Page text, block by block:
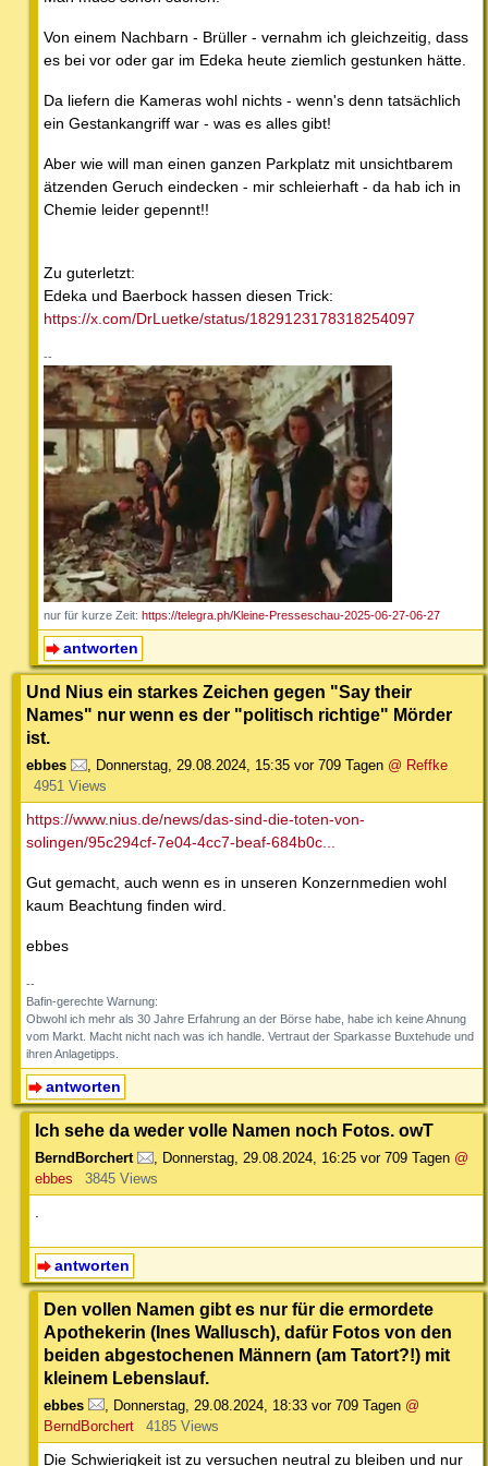
Von einem Nachbarn - Brüller - vernahm ich gleichzeitig, dass
es bei vor oder gar im Edeka heute ziemlich gestunken hätte.
Da liefern die Kameras wohl nichts - wenn's denn tatsächlich
ein Gestankangriff war - was es alles gibt!
Aber wie will man einen ganzen Parkplatz mit unsichtbarem
ätzenden Geruch eindecken - mir schleierhaft - da hab ich in
Chemie leider gepennt!!
Zu guterletzt:
Edeka und Baerbock hassen diesen Trick:
https://x.com/DrLuetke/status/1829123178318254097
--
nur für kurze Zeit: https://telegra.ph/Kleine-Presseschau-2025-06-27-06-27
antworten
Und Nius ein starkes Zeichen gegen "Say their
Names" nur wenn es der "politisch richtige" Mörder
ist.
ebbes , Donnerstag, 29.08.2024, 15:35 vor 709 Tagen @ Reffke
4951 Views
https://www.nius.de/news/das-sind-die-toten-von-
solingen/95c294cf-7e04-4cc7-beaf-684b0c...
Gut gemacht, auch wenn es in unseren Konzernmedien wohl
kaum Beachtung finden wird.
ebbes
--
Bafin-gerechte Warnung:
Obwohl ich mehr als 30 Jahre Erfahrung an der Börse habe, habe ich keine Ahnung
vom Markt. Macht nicht nach was ich handle. Vertraut der Sparkasse Buxtehude und
ihren Anlagetipps.
antworten
Ich sehe da weder volle Namen noch Fotos. owT
BerndBorchert , Donnerstag, 29.08.2024, 16:25 vor 709 Tagen @
ebbes
3845 Views
antworten
Den vollen Namen gibt es nur für die ermordete
Apothekerin (Ines Wallusch), dafür Fotos von den
beiden abgestochenen Männern (am Tatort?!) mit
kleinem Lebenslauf.
ebbes Donnerstag, 29.08.2024, 18:33 vor 709 Tagen @
BerndBorchert
4185 Views
Die Schwierigkeit ist zu versuchen neutral zu bleiben und nur